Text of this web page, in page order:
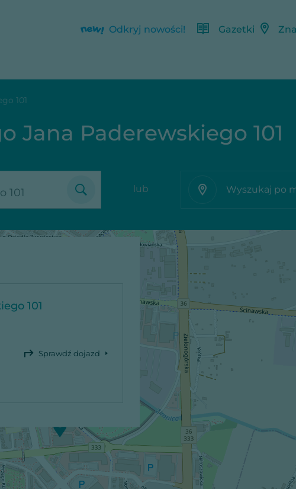
Odkryj nowości! Gazetki
101
Jana Paderewskiego 101
lub Wyszukaj po
101
Sprawdź dojazd